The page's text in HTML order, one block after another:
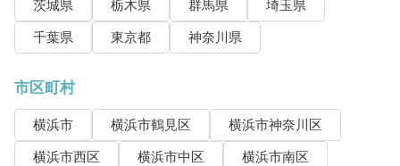
茨城県 栃木県 群馬県
埼玉県
千葉県
東京都 神奈川県
市区町村
横浜市 横浜市鶴見区
横浜市神奈川区
横浜市西区
横浜市中区
横浜市南区